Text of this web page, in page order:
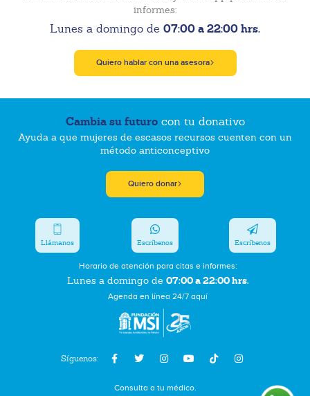
informes:
Lunes a domingo de 07:00 a 22:00 hrs.
Quiero hablar con una asesora
Cambia su futurocon tu donativo
Ayuda a que mujeres de escasos recursos cuenten con un
método anticonceptivo
Quiero donar
Síguenos:
Horario de atención para citas e informes:
Lunes a domingo de 07:00 a 22:00 hrs.
Agenda en línea 24/7 aquí
Llámanos Escríbenos Escríbenos
Consulta a tu médico.